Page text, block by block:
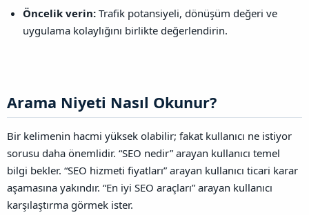
Öncelik verin: Trafik potansiyeli, dönüşüm değeri ve
uygulama kolaylığını birlikte değerlendirin.
Arama Niyeti Nasıl Okunur?​
Bir kelimenin hacmi yüksek olabilir; fakat kullanıcı ne istiyor
sorusu daha önemlidir. “SEO nedir” arayan kullanıcı temel
bilgi bekler. “SEO hizmeti fiyatları” arayan kullanıcı ticari karar
aşamasına yakındır. “En iyi SEO araçları” arayan kullanıcı
karşılaştırma görmek ister.